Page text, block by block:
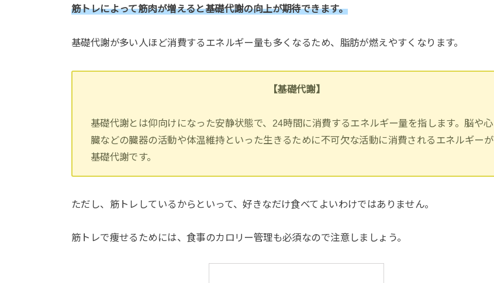
筋トレによって筋肉が増えると基礎代謝の向上が期待できます。
基礎代謝が多い人ほど消費するエネルギー量も多くなるため、脂肪が燃えやすくなります。
【基礎代謝】
基礎代謝とは仰向けになった安静状態で、24時間に消費するエネルギー量を指します。脳や心
臓などの臓器の活動や体温維持といった生きるために不可欠な活動に消費されるエネルギーが
基礎代謝です。
ただし、筋トレしているからといって、好きなだけ食べてよいわけではありません。
筋トレで痩せるためには、食事のカロリー管理も必須なので注意しましょう。